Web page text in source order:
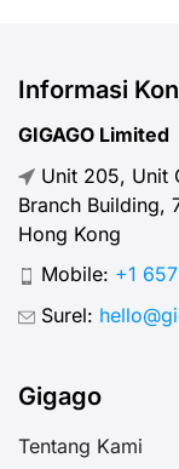
Informasi
GIGAGO Limited
Unit 205, Unit
Branch Building,
Hong Kong
Mobile: +1
Surel:
Gigago
Tentang Kami